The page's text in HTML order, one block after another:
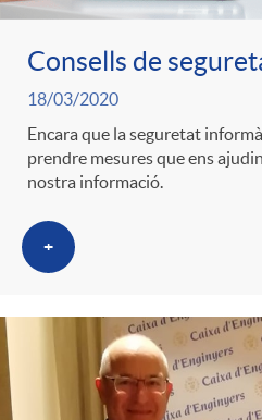
r
a
S
a
ó
p
e
r
c
t
e
n
i
d
l
i
c
a
d
Consells de
18/03/2020
Encara que la seguretat
prendre mesures que ens
nostra informació.
+